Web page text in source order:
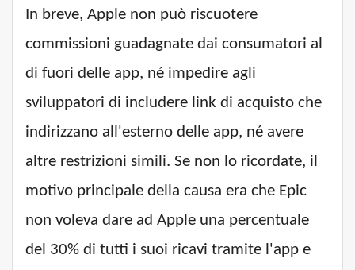
In breve, Apple non può riscuotere
commissioni guadagnate dai consumatori al
di fuori delle app, né impedire agli
sviluppatori di includere link di acquisto che
indirizzano all'esterno delle app, né avere
altre restrizioni simili. Se non lo ricordate, il
motivo principale della causa era che Epic
non voleva dare ad Apple una percentuale
del 30% di tutti i suoi ricavi tramite l'app e